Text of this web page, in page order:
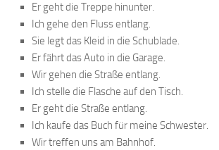
Er geht die Treppe hinunter.
Ich gehe den Fluss entlang.
Sie legt das Kleid in die Schublade.
Er fährt das Auto in die Garage.
Wir gehen die Straße entlang.
Ich stelle die Flasche auf den Tisch.
Er geht die Straße entlang.
Ich kaufe das Buch für meine Schwester.
Wir treffen uns am Bahnhof.